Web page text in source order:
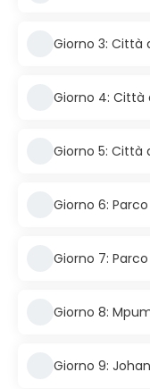
Giorno 3: Città
Giorno 4: Città
Giorno 5: Città
Giorno 6:
Giorno 7:
Giorno 8:
Giorno 9: